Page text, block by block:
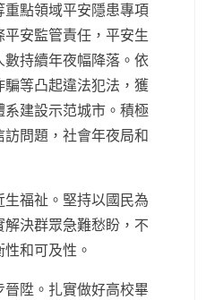
點領域平安隱患專項
安監管責任，平安生
持續年夜幅降落。依
等凸起違法犯法，獲
建設示范城市。積極
問題，社會年夜局和
生福祉。堅持以國民為
決群眾急難愁盼，不
和可及性。
陞。扎實做好高校畢